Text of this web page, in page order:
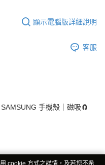
顯示電腦版詳細說明
客服
手機殼｜磁吸🧲
cookie 方式之詳情，及若您不希